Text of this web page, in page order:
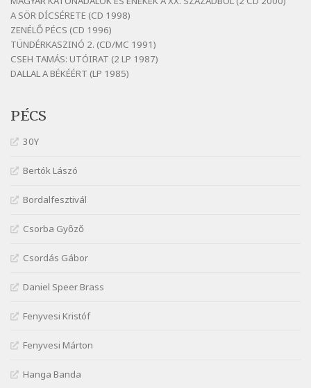
Szélkiáltó
Fenyvesi Béla: Lesz-e még menedék?
Szélkiáltó
Fenyvesi Béla: Szélkiáltó kánon
Szélkiáltó
Szélkiáltó
Galambosi László: Kalapos
Győri László: Jönnek a törökök
Szélkiáltó
török ellen hadba induló Mátyás királyért
Janus Pannonius: Névváltoztatásáról
Szélkiáltó
Szélkiáltó
József Attila: Hajad az ujjamé
A SÖR DÍCSÉRETE (CD 1998)
ZENÉLŐ PÉCS (CD 1996)
TÜNDÉRKASZINÓ 2. (CD/MC 1991)
CSEH TAMÁS: UTÓIRAT (2 LP 1987)
DALLAL A BÉKÉÉRT (LP 1985)
PÉCS
30Y
Bertók Lászó
Bordalfesztivál
Csorba Győző
Csordás Gábor
Daniel Speer Brass
Fenyvesi Kristóf
Fenyvesi Márton
Hanga Banda